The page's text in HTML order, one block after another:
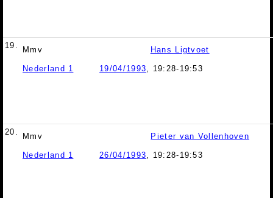
19. Mmv Hans Ligtvoet
Nederland 1 19/04/1993, 19:28-19:53
20. Mmv Pieter van Vollenhoven
Nederland 1 26/04/1993, 19:28-19:53